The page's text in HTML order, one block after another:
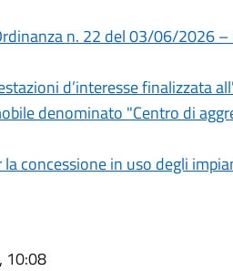
n. 22 del 03/06/2026
d’interesse finalizzata
denominato "Centro di
la concessione in uso degli
10:08